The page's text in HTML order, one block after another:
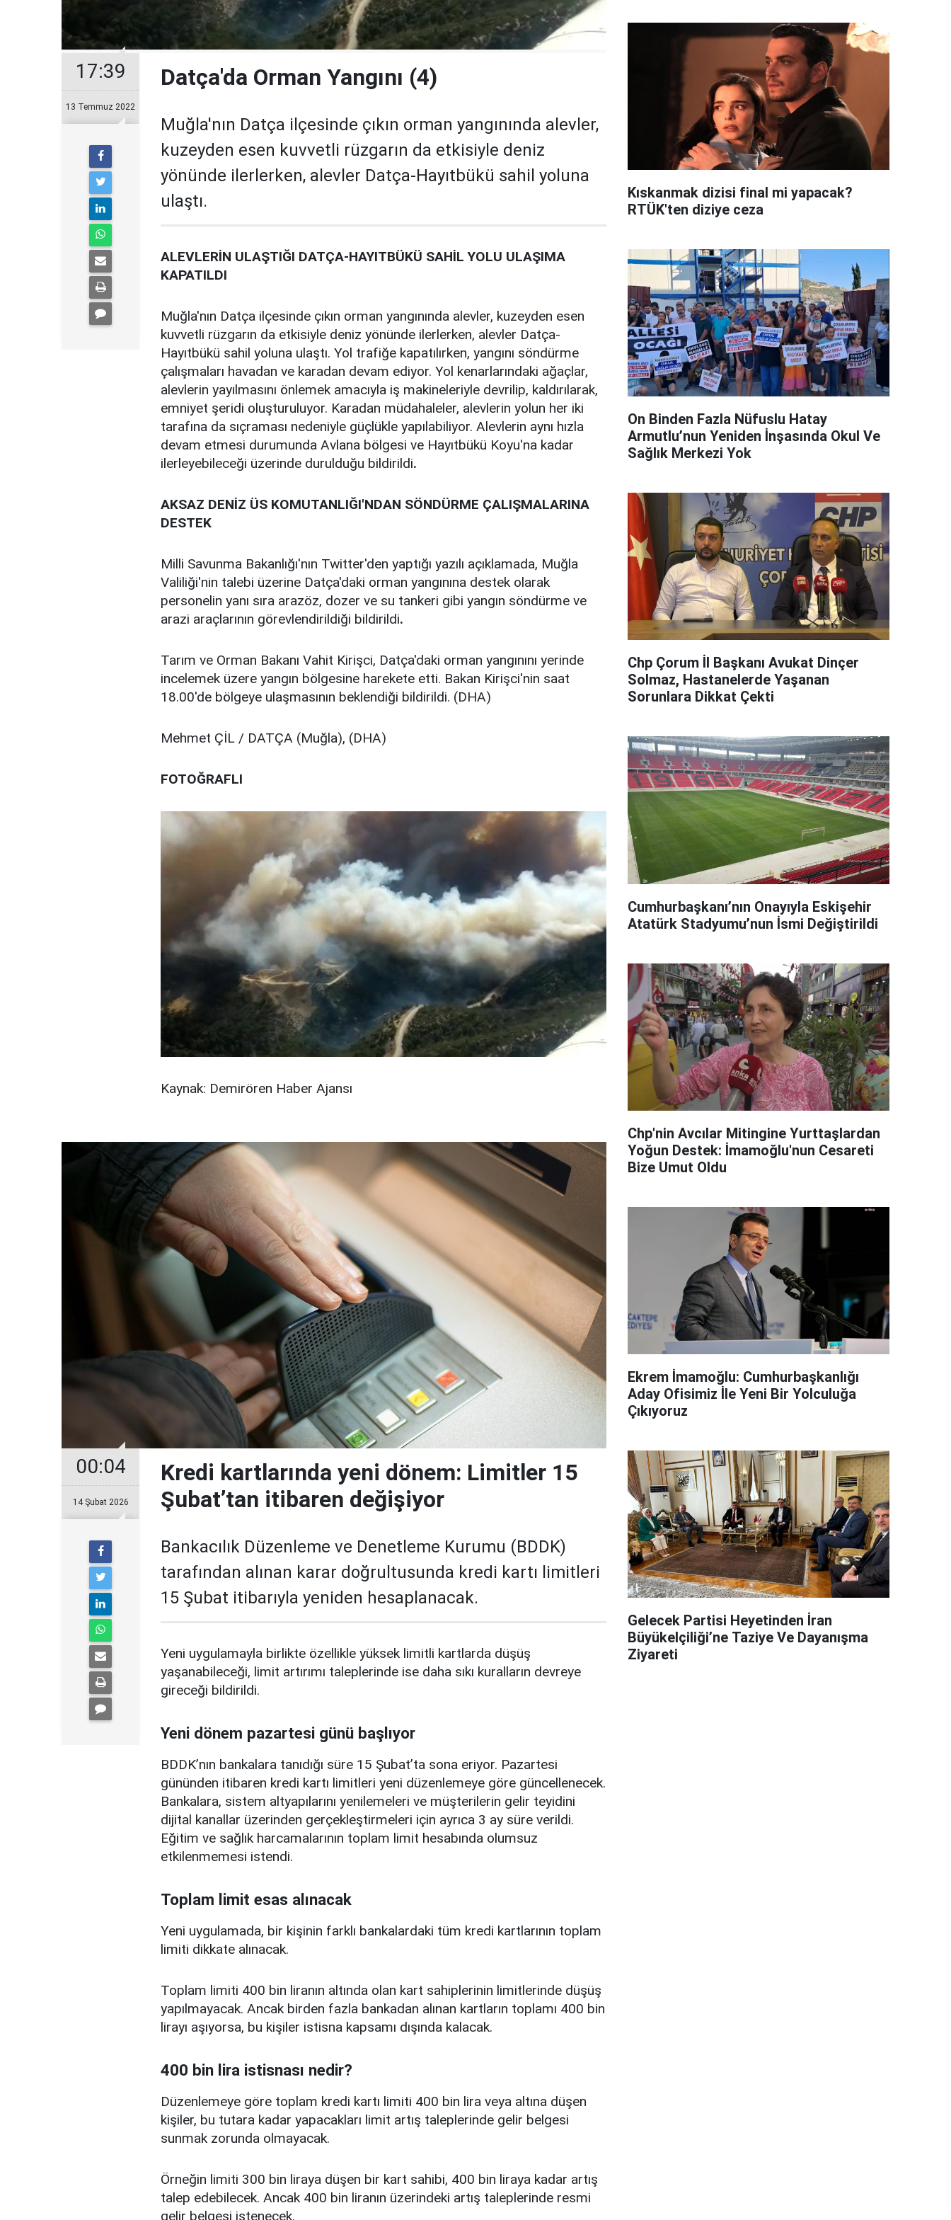
17:39
13 Temmuz 2022
Datça'da Orman Yangını (4)
Muğla'nın Datça ilçesinde çıkın orman yangınında alevler,
kuzeyden esen kuvvetli rüzgarın da etkisiyle deniz
yönünde ilerlerken, alevler Datça-Hayıtbükü sahil yoluna
ulaştı.
ALEVLERİN ULAŞTIĞI DATÇA-HAYITBÜKÜ SAHİL YOLU ULAŞIMA
KAPATILDI
Muğla'nın Datça ilçesinde çıkın orman yangınında alevler, kuzeyden esen
kuvvetli rüzgarın da etkisiyle deniz yönünde ilerlerken, alevler Datça-
Hayıtbükü sahil yoluna ulaştı. Yol trafiğe kapatılırken, yangını söndürme
çalışmaları havadan ve karadan devam ediyor. Yol kenarlarındaki ağaçlar,
alevlerin yayılmasını önlemek amacıyla iş makineleriyle devrilip, kaldırılarak,
emniyet şeridi oluşturuluyor. Karadan müdahaleler, alevlerin yolun her iki
tarafına da sıçraması nedeniyle güçlükle yapılabiliyor. Alevlerin aynı hızla
devam etmesi durumunda Avlana bölgesi ve Hayıtbükü Koyu'na kadar
ilerleyebileceği üzerinde durulduğu bildirildi.
AKSAZ DENİZ ÜS KOMUTANLIĞI'NDAN SÖNDÜRME ÇALIŞMALARINA
DESTEK
Milli Savunma Bakanlığı'nın Twitter'den yaptığı yazılı açıklamada, Muğla
Valiliği'nin talebi üzerine Datça'daki orman yangınına destek olarak
personelin yanı sıra arazöz, dozer ve su tankeri gibi yangın söndürme ve
arazi araçlarının görevlendirildiği bildirildi.
Tarım ve Orman Bakanı Vahit Kirişci, Datça'daki orman yangınını yerinde
incelemek üzere yangın bölgesine harekete etti. Bakan Kirişci'nin saat
18.00'de bölgeye ulaşmasının beklendiği bildirildi. (DHA)
Mehmet ÇİL / DATÇA (Muğla), (DHA)
FOTOĞRAFLI
Kaynak: Demirören Haber Ajansı
00:04
14 Şubat 2026
Kredi kartlarında yeni dönem: Limitler 15
Şubat’tan itibaren değişiyor
Bankacılık Düzenleme ve Denetleme Kurumu (BDDK)
tarafından alınan karar doğrultusunda kredi kartı limitleri
15 Şubat itibarıyla yeniden hesaplanacak.
Yeni uygulamayla birlikte özellikle yüksek limitli kartlarda düşüş
yaşanabileceği, limit artırımı taleplerinde ise daha sıkı kuralların devreye
gireceği bildirildi.
Yeni dönem pazartesi günü başlıyor
BDDK’nın bankalara tanıdığı süre 15 Şubat’ta sona eriyor. Pazartesi
gününden itibaren kredi kartı limitleri yeni düzenlemeye göre güncellenecek.
Bankalara, sistem altyapılarını yenilemeleri ve müşterilerin gelir teyidini
dijital kanallar üzerinden gerçekleştirmeleri için ayrıca 3 ay süre verildi.
Eğitim ve sağlık harcamalarının toplam limit hesabında olumsuz
etkilenmemesi istendi.
Toplam limit esas alınacak
Yeni uygulamada, bir kişinin farklı bankalardaki tüm kredi kartlarının toplam
limiti dikkate alınacak.
Toplam limiti 400 bin liranın altında olan kart sahiplerinin limitlerinde düşüş
yapılmayacak. Ancak birden fazla bankadan alınan kartların toplamı 400 bin
lirayı aşıyorsa, bu kişiler istisna kapsamı dışında kalacak.
400 bin lira istisnası nedir?
Düzenlemeye göre toplam kredi kartı limiti 400 bin lira veya altına düşen
kişiler, bu tutara kadar yapacakları limit artış taleplerinde gelir belgesi
sunmak zorunda olmayacak.
Örneğin limiti 300 bin liraya düşen bir kart sahibi, 400 bin liraya kadar artış
talep edebilecek. Ancak 400 bin liranın üzerindeki artış taleplerinde resmi
gelir belgesi istenecek.
Kıskanmak dizisi final mi yapacak?
RTÜK'ten diziye ceza
On Binden Fazla Nüfuslu Hatay
Armutlu’nun Yeniden İnşasında Okul Ve
Sağlık Merkezi Yok
Chp Çorum İl Başkanı Avukat Dinçer
Solmaz, Hastanelerde Yaşanan
Sorunlara Dikkat Çekti
Cumhurbaşkanı’nın Onayıyla Eskişehir
Atatürk Stadyumu’nun İsmi Değiştirildi
Chp'nin Avcılar Mitingine Yurttaşlardan
Yoğun Destek: İmamoğlu'nun Cesareti
Bize Umut Oldu
Ekrem İmamoğlu: Cumhurbaşkanlığı
Aday Ofisimiz İle Yeni Bir Yolculuğa
Çıkıyoruz
Gelecek Partisi Heyetinden İran
Büyükelçiliği’ne Taziye Ve Dayanışma
Ziyareti